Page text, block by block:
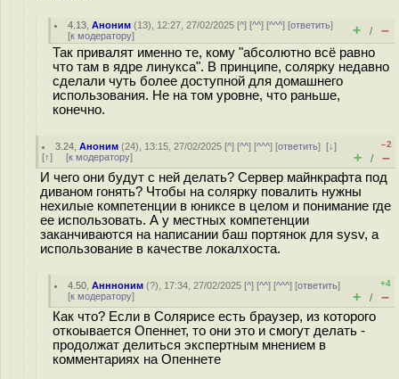
4.13 ,Аноним (13), 12:27, 27/02/2025 [^] [^^] [^^^] [ответить]
[к модератору] + / –
Так привалят именно те, кому "абсолютно всё равно
что там в ядре линукса". В принципе, солярку недавно
сделали чуть более доступной для домашнего
использования. Не на том уровне, что раньше,
конечно.
3.24 ,Аноним (24), 13:15, 27/02/2025 [^] [^^] [^^^] [ответить][↓]
[↑] [к модератору]
–2
+ / –
И чего они будут с ней делать? Сервер майнкрафта под
диваном гонять? Чтобы на солярку повалить нужны
нехилые компетенции в юниксе в целом и понимание где
ее использовать. А у местных компетенции
заканчиваются на написании баш портянок для sysv, а
использование в качестве локалхоста.
4.50 ,Аннноним (?), 17:34, 27/02/2025 [^] [^^] [^^^] [ответить]
[к модератору]
+4
+ / –
Как что? Если в Солярисе есть браузер, из которого
откоывается Опеннет, то они это и смогут делать -
продолжат делиться экспертным мнением в
комментариях на Опеннете